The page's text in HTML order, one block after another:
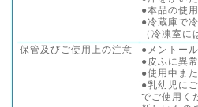
●本品の使
●冷蔵庫で
（冷凍室に
保管及びご使用上の注意
●メントー
●皮ふに異
●使用中ま
●乳幼児に
でご使用く